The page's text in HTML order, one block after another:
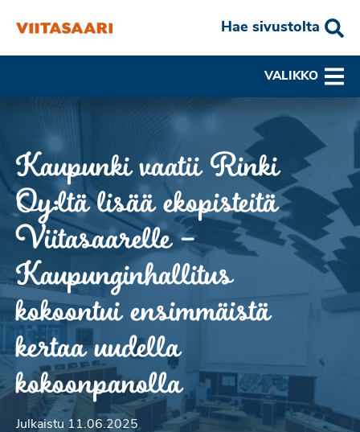
Hae sivustolta
VALIKKO
Kaupunki vaatii Rinki
Oy:ltä lisää ekopisteitä
Viitasaarelle –
Kaupunginhallitus
kokoontui ensimmäistä
kertaa uudella
kokoonpanolla
Julkaistu 11.06.2025